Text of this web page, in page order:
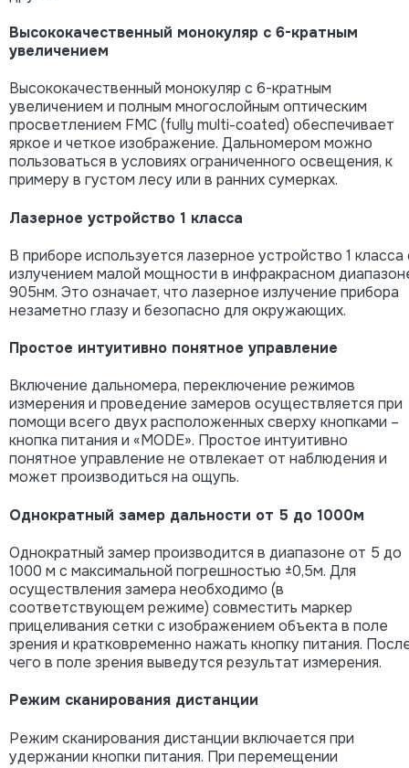
Высококачественный монокуляр с 6-кратным
увеличением
Высококачественный монокуляр с 6-кратным
увеличением и полным многослойным оптическим
просветлением FMC (fully multi-coated) обеспечивает
яркое и четкое изображение. Дальномером можно
пользоваться в условиях ограниченного освещения, к
примеру в густом лесу или в ранних сумерках.
Лазерное устройство 1 класса
В приборе используется лазерное устройство 1 класса
излучением малой мощности в инфракрасном
905нм. Это означает, что лазерное излучение прибора
незаметно глазу и безопасно для окружающих.
Простое интуитивно понятное управление
Включение дальномера, переключение режимов
измерения и проведение замеров осуществляется при
помощи всего двух расположенных сверху кнопками –
кнопка питания и «MODE». Простое интуитивно
понятное управление не отвлекает от наблюдения и
может производиться на ощупь.
Однократный замер дальности от 5 до 1000м
Однократный замер производится в диапазоне от 5 до
1000 м с максимальной погрешностью ±0,5м. Для
осуществления замера необходимо (в
соответствующем режиме) совместить маркер
прицеливания сетки с изображением объекта в поле
зрения и кратковременно нажать кнопку питания.
чего в поле зрения выведутся результат измерения.
Режим сканирования дистанции
Режим сканирования дистанции включается при
удержании кнопки питания. При перемещении